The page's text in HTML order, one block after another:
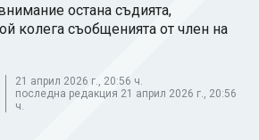
остана съдията,
колега съобщенията от член на
21 април 2026 г., 20:56 ч.
последна редакция 21 април 2026 г., 20:56
ч.